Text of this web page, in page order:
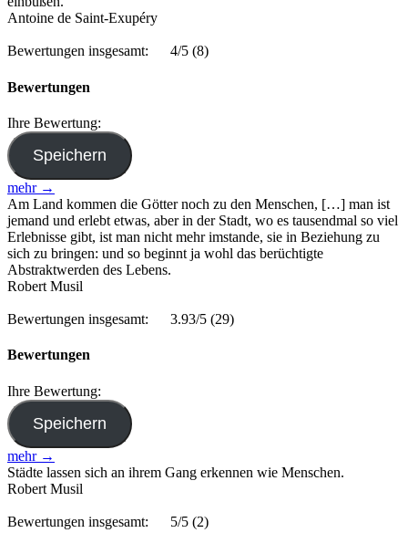
Antoine de Saint-Exupéry
Bewertungen insgesamt: 4/5 (8)
Bewertungen
Ihre Bewertung:
mehr →
Am Land kommen die Götter noch zu den Menschen, […] man ist
jemand und erlebt etwas, aber in der Stadt, wo es tausendmal so viel
Erlebnisse gibt, ist man nicht mehr imstande, sie in Beziehung zu
sich zu bringen: und so beginnt ja wohl das berüchtigte
Abstraktwerden des Lebens.
Robert Musil
Bewertungen insgesamt: 3.93/5 (29)
Bewertungen
Ihre Bewertung:
mehr →
Städte lassen sich an ihrem Gang erkennen wie Menschen.
Robert Musil
Bewertungen insgesamt: 5/5 (2)